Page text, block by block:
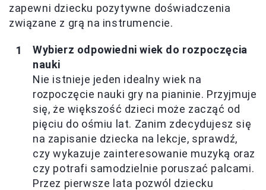
zapewni dziecku pozytywne doświadczenia
związane z grą na instrumencie.
Wybierz odpowiedni wiek do rozpoczęcia
nauki
Nie istnieje jeden idealny wiek na
rozpoczęcie nauki gry na pianinie. Przyjmuje
się, że większość dzieci może zacząć od
pięciu do ośmiu lat. Zanim zdecydujesz się
na zapisanie dziecka na lekcje, sprawdź,
czy wykazuje zainteresowanie muzyką oraz
czy potrafi samodzielnie poruszać palcami.
Przez pierwsze lata pozwól dziecku